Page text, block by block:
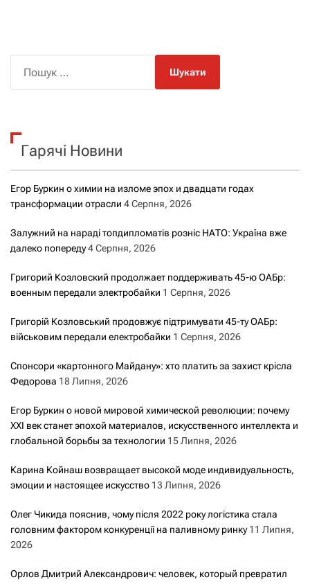
к
Гарячі Новини
Егор Буркин о химии на изломе эпох и двадцати годах
трансформации отрасли 4 Серпня, 2026
Залужний на нараді топдипломатів розніс НАТО: Україна вже
далеко попереду4 Серпня, 2026
Григорий Козловский продолжает поддерживать 45-ю ОАБр:
военным передали электробайки 1 Серпня, 2026
Григорій Козловський продовжує підтримувати 45-ту ОАБр:
військовим передали електробайки 1 Серпня, 2026
Спонсори «картонного Майдану»: хто платить за захист крісла
Федорова 18 Липня, 2026
Егор Буркин о новой мировой химической революции: почему
XXI век станет эпохой материалов, искусственного интеллекта и
глобальной борьбы за технологии 15 Липня, 2026
Карина Койнаш возвращает высокой моде индивидуальность,
эмоции и настоящее искусство 13 Липня, 2026
Олег Чикида пояснив, чому після 2022 року логістика стала
головним фактором конкуренції на паливному ринку 11 Липня,
2026
Орлов Дмитрий Александрович: человек, который превратил